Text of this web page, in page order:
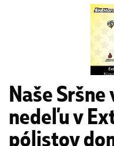
Naše
nedeľu v
pólistov